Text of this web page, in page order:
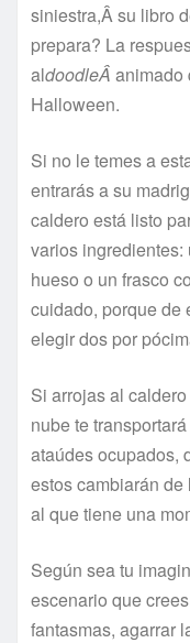
siniestra,Â su libro
prepara? La
aldoodleÂ animado
Halloween.
Si no le temes a
entrarás a su
caldero está listo
varios ingredientes:
hueso o un frasco
cuidado, porque de
elegir dos por
Si arrojas al
nube te
ataúdes ocupados,
estos cambiarán
al que tiene una
Según sea tu
escenario que
fantasmas, agarrar